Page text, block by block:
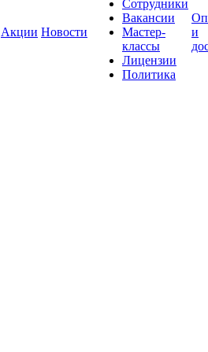
Акции Новости
Сотрудники
Вакансии
Мастер-
классы
Лицензии
Политика
и